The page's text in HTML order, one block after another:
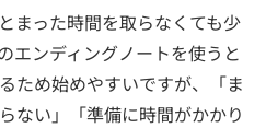
まった時間を取らなくても少
エンディングノートを使うと
ため始めやすいですが、「ま
ない」「準備に時間がかかり